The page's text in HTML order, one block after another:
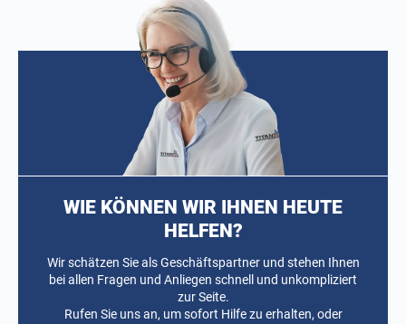
WIE KÖNNEN WIR IHNEN HEUTE
HELFEN?
Wir schätzen Sie als Geschäftspartner und stehen Ihnen
bei allen Fragen und Anliegen schnell und unkompliziert
zur Seite.
Rufen Sie uns an, um sofort Hilfe zu erhalten, oder